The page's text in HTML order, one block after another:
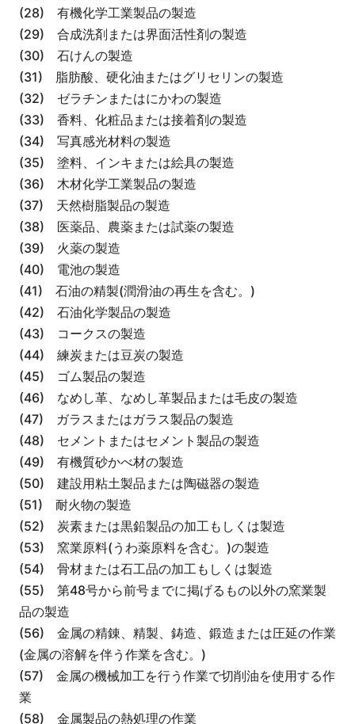
(28) 有機化学工業製品の製造
(29) 合成洗剤または界面活性剤の製造
(30) 石けんの製造
(31) 脂肪酸、硬化油またはグリセリンの製造
(32) ゼラチンまたはにかわの製造
(33) 香料、化粧品または接着剤の製造
(34) 写真感光材料の製造
(35) 塗料、インキまたは絵具の製造
(36) 木材化学工業製品の製造
(37) 天然樹脂製品の製造
(38) 医薬品、農薬または試薬の製造
(39) 火薬の製造
(40) 電池の製造
(41) 石油の精製(潤滑油の再生を含む。)
(42) 石油化学製品の製造
(43) コークスの製造
(44) 練炭または豆炭の製造
(45) ゴム製品の製造
(46) なめし革、なめし革製品または毛皮の製造
(47) ガラスまたはガラス製品の製造
(48) セメントまたはセメント製品の製造
(49) 有機質砂かべ材の製造
(50) 建設用粘土製品または陶磁器の製造
(51) 耐火物の製造
(52) 炭素または黒鉛製品の加工もしくは製造
(53) 窯業原料(うわ薬原料を含む。)の製造
(54) 骨材または石工品の加工もしくは製造
(55) 第48号から前号までに掲げるもの以外の窯業製
品の製造
(56) 金属の精錬、精製、鋳造、鍛造または圧延の作業
(金属の溶解を伴う作業を含む。)
(57) 金属の機械加工を行う作業で切削油を使用する作
業
(58) 金属製品の熱処理の作業